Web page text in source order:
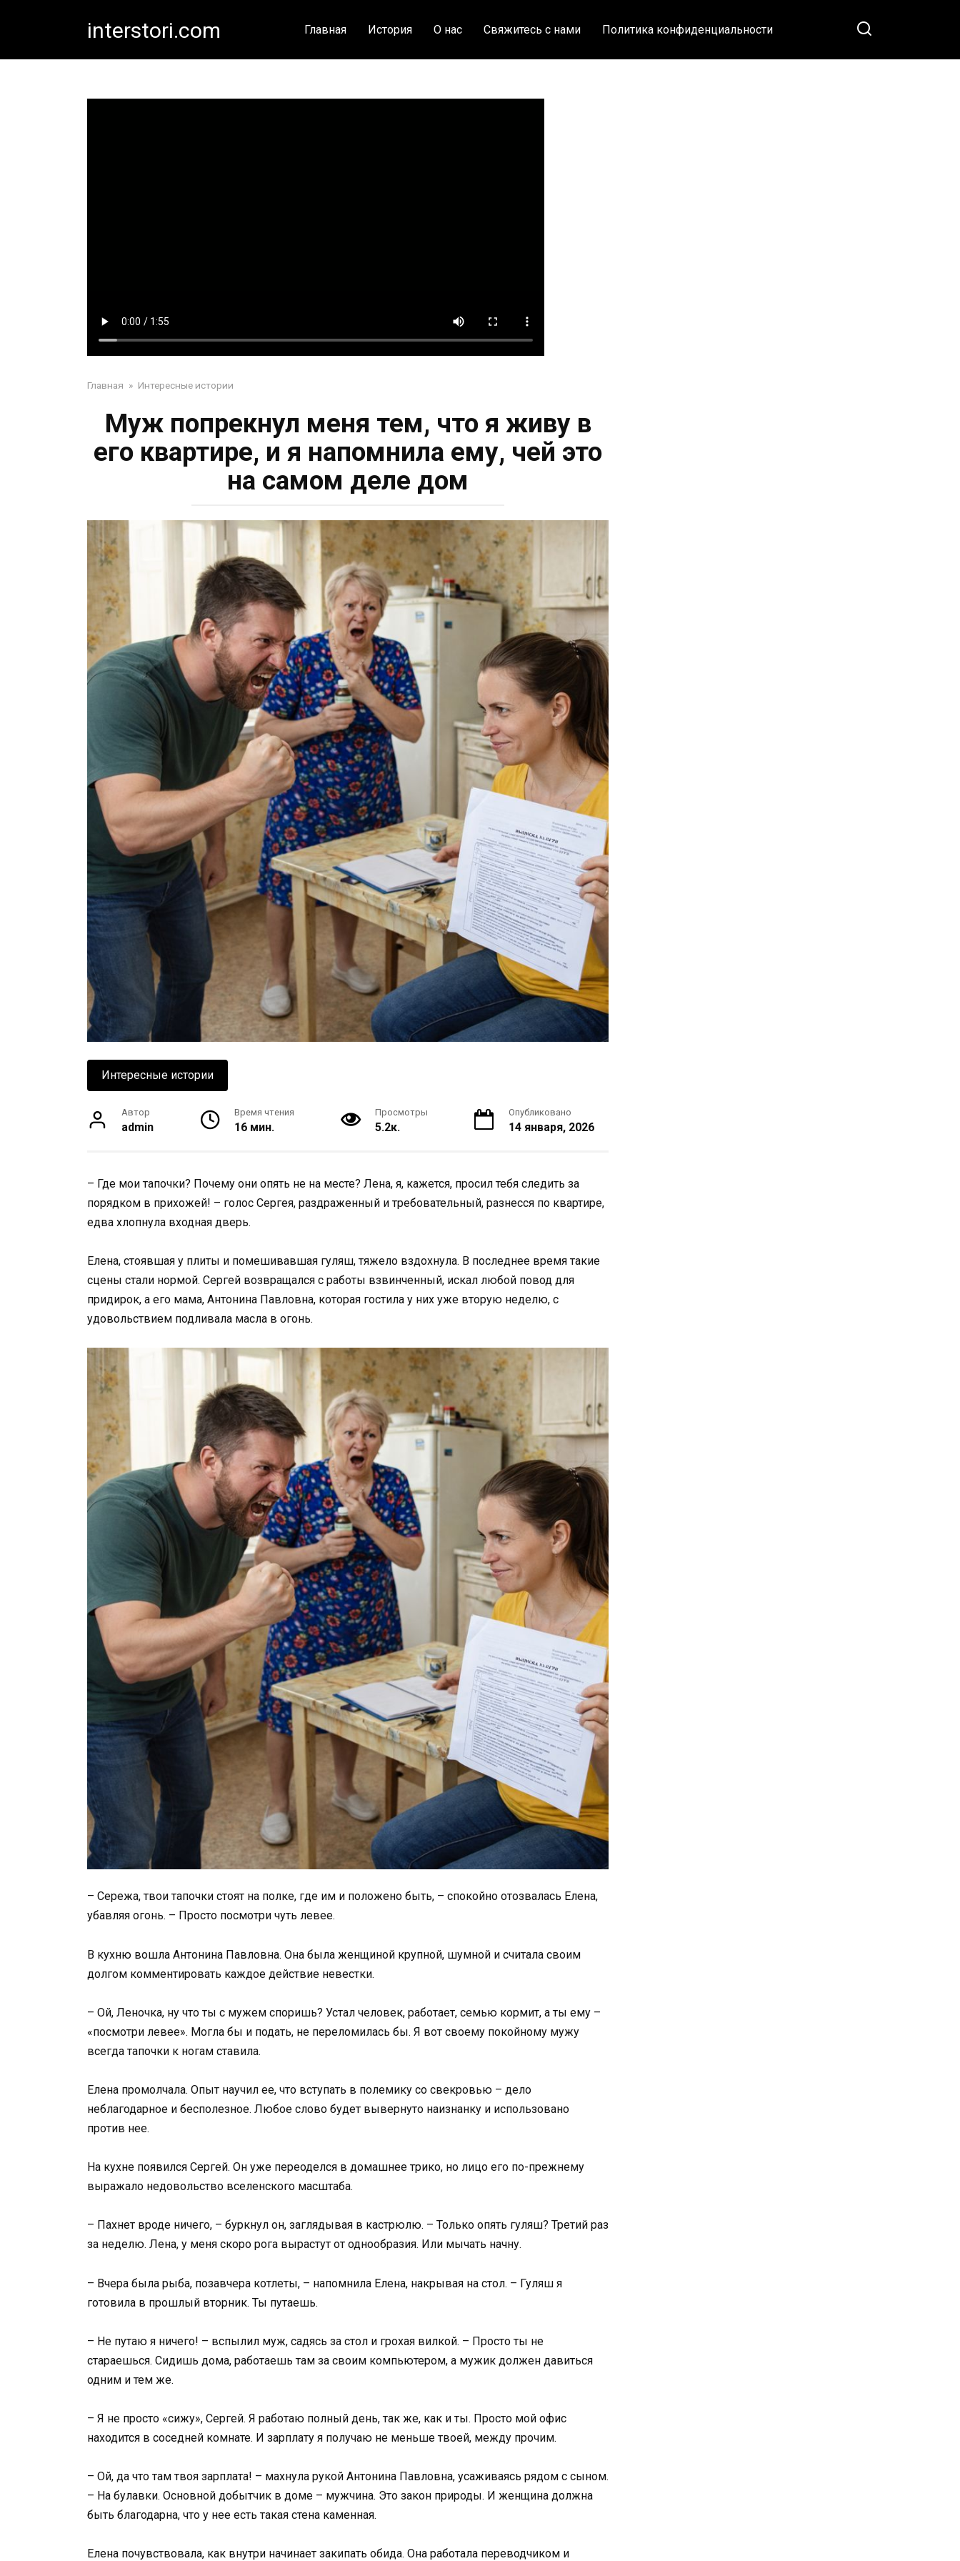
interstori.com Главная История О нас Свяжитесь с нами Политика конфиденциальности
Главная » Интересные истории
Муж попрекнул меня тем, что я живу в
его квартире, и я напомнила ему, чей это
на самом деле дом
Интересные истории
Автор
admin
Время чтения
16 мин.
Просмотры
5.2к.
Опубликовано
14 января, 2026
– Где мои тапочки? Почему они опять не на месте? Лена, я, кажется, просил тебя следить за
порядком в прихожей! – голос Сергея, раздраженный и требовательный, разнесся по квартире,
едва хлопнула входная дверь.
Елена, стоявшая у плиты и помешивавшая гуляш, тяжело вздохнула. В последнее время такие
сцены стали нормой. Сергей возвращался с работы взвинченный, искал любой повод для
придирок, а его мама, Антонина Павловна, которая гостила у них уже вторую неделю, с
удовольствием подливала масла в огонь.
– Сережа, твои тапочки стоят на полке, где им и положено быть, – спокойно отозвалась Елена,
убавляя огонь. – Просто посмотри чуть левее.
В кухню вошла Антонина Павловна. Она была женщиной крупной, шумной и считала своим
долгом комментировать каждое действие невестки.
– Ой, Леночка, ну что ты с мужем споришь? Устал человек, работает, семью кормит, а ты ему –
«посмотри левее». Могла бы и подать, не переломилась бы. Я вот своему покойному мужу
всегда тапочки к ногам ставила.
Елена промолчала. Опыт научил ее, что вступать в полемику со свекровью – дело
неблагодарное и бесполезное. Любое слово будет вывернуто наизнанку и использовано
против нее.
На кухне появился Сергей. Он уже переоделся в домашнее трико, но лицо его по-прежнему
выражало недовольство вселенского масштаба.
– Пахнет вроде ничего, – буркнул он, заглядывая в кастрюлю. – Только опять гуляш? Третий раз
за неделю. Лена, у меня скоро рога вырастут от однообразия. Или мычать начну.
– Вчера была рыба, позавчера котлеты, – напомнила Елена, накрывая на стол. – Гуляш я
готовила в прошлый вторник. Ты путаешь.
– Не путаю я ничего! – вспылил муж, садясь за стол и грохая вилкой. – Просто ты не
стараешься. Сидишь дома, работаешь там за своим компьютером, а мужик должен давиться
одним и тем же.
– Я не просто «сижу», Сергей. Я работаю полный день, так же, как и ты. Просто мой офис
находится в соседней комнате. И зарплату я получаю не меньше твоей, между прочим.
– Ой, да что там твоя зарплата! – махнула рукой Антонина Павловна, усаживаясь рядом с сыном.
– На булавки. Основной добытчик в доме – мужчина. Это закон природы. И женщина должна
быть благодарна, что у нее есть такая стена каменная.
Елена почувствовала, как внутри начинает закипать обида. Она работала переводчиком и